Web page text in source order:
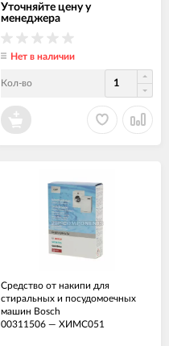
Уточняйте цену у
менеджера
Нет в наличии
Кол-во
Средство от накипи для
стиральных и посудомоечных
машин Bosch
00311506 — ХИМС051